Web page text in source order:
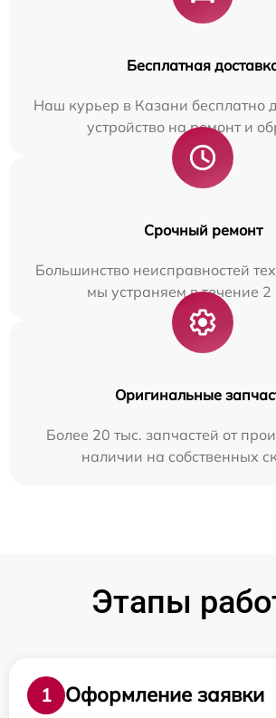
Бесплатная
Наш курьер в Казани бесплатно
устройство на ремонт и
Срочный ремонт
Большинство неисправностей
мы устраняем в течение 2
Оригинальные
Более 20 тыс. запчастей от
наличии на собственных
Этапы
1
Оформление заявки